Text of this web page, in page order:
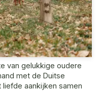
van gelukkige oudere
met de Duitse
aankijken samen